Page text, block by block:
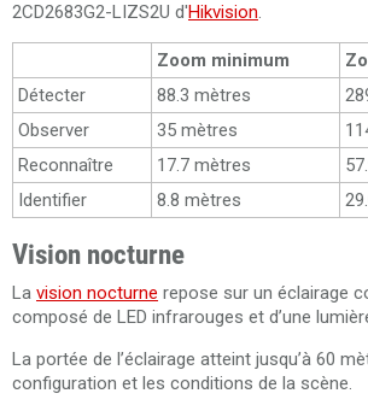
2CD2683G2-LIZS2U d'Hikvision.
Zoom minimum
Détecter
88.3 mètres
Observer
35 mètres
Reconnaître
17.7 mètres
Identifier
8.8 mètres
Vision nocturne
La vision nocturne repose sur un éclairage
composé de LED infrarouges et d’une
La portée de l’éclairage atteint jusqu’à 60
configuration et les conditions de la scène.